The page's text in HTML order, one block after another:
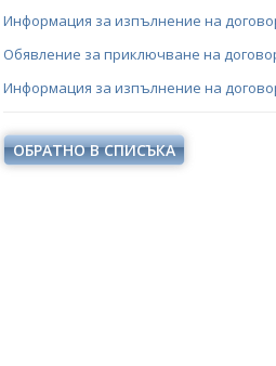
Информация за изпълнение на
Обявление за приключване на
Информация за изпълнение на
ОБРАТНО В СПИСЪКА